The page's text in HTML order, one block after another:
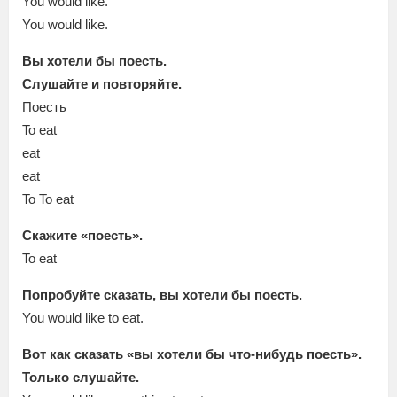
You would like.
Вы хотели бы поесть.
Слушайте и повторяйте.
Поесть
To eat
eat
eat
To To eat
Скажите «поесть».
To eat
Попробуйте сказать, вы хотели бы поесть.
You would like to eat.
Вот как сказать «вы хотели бы что-нибудь поесть».
Только слушайте.